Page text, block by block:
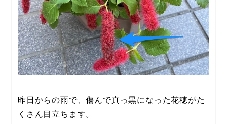
昨日からの雨で、傷んで真っ黒になった花穂がた
くさん目立ちます。